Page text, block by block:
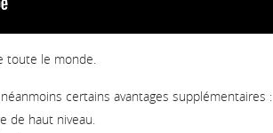
toute le monde.
certains avantages supplémentaires :
de haut niveau.